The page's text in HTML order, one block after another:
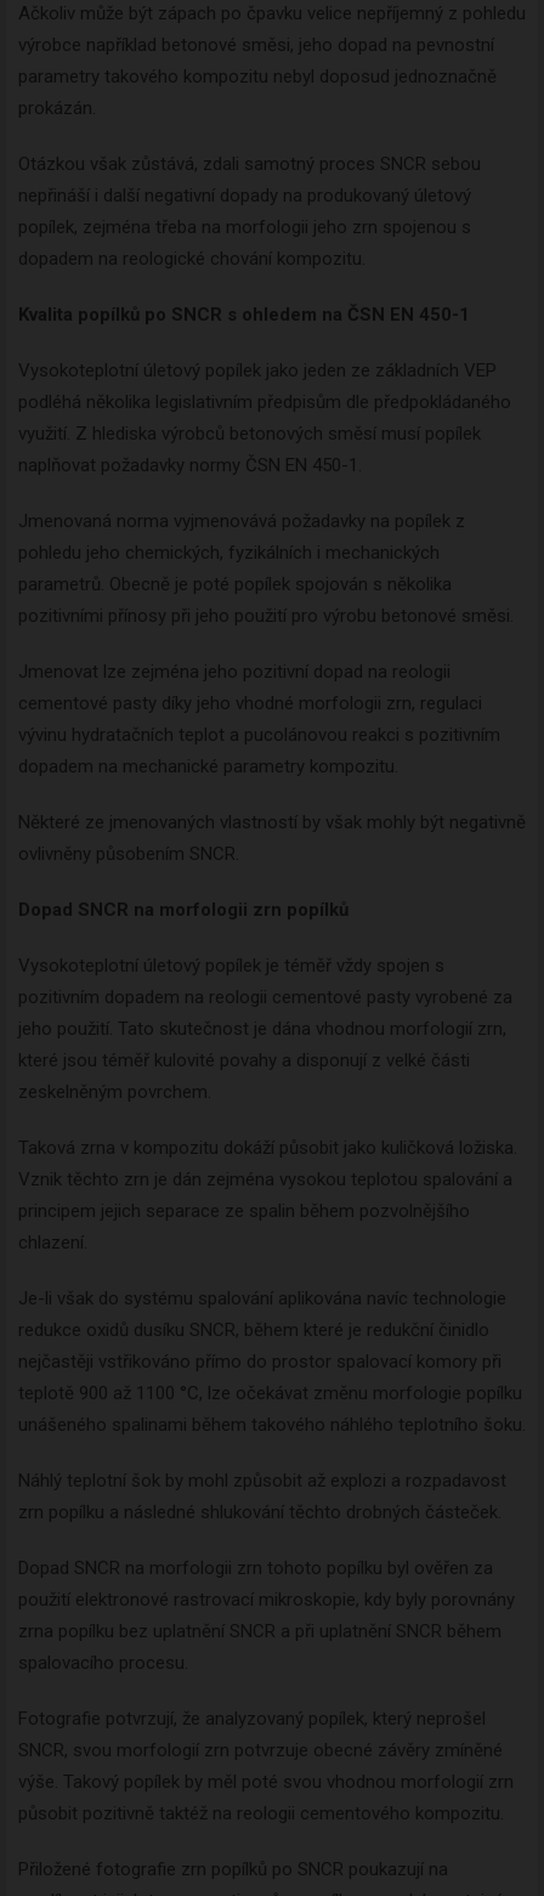
Ačkoliv může být zápach po čpavku velice nepříjemný z pohledu
výrobce například betonové směsi, jeho dopad na pevnostní
parametry takového kompozitu nebyl doposud jednoznačně
prokázán.
Otázkou však zůstává, zdali samotný proces SNCR sebou
nepřináší i další negativní dopady na produkovaný úletový
popílek, zejména třeba na morfologii jeho zrn spojenou s
dopadem na reologické chování kompozitu.
Kvalita popílků po SNCR s ohledem na ČSN EN 450-1
Vysokoteplotní úletový popílek jako jeden ze základních VEP
podléhá několika legislativním předpisům dle předpokládaného
využití. Z hlediska výrobců betonových směsí musí popílek
naplňovat požadavky normy ČSN EN 450-1.
Jmenovaná norma vyjmenovává požadavky na popílek z
pohledu jeho chemických, fyzikálních i mechanických
parametrů. Obecně je poté popílek spojován s několika
pozitivními přínosy při jeho použití pro výrobu betonové směsi.
Jmenovat lze zejména jeho pozitivní dopad na reologii
cementové pasty díky jeho vhodné morfologii zrn, regulaci
vývinu hydratačních teplot a pucolánovou reakci s pozitivním
dopadem na mechanické parametry kompozitu.
Některé ze jmenovaných vlastností by však mohly být negativně
ovlivněny působením SNCR.
Dopad SNCR na morfologii zrn popílků
Vysokoteplotní úletový popílek je téměř vždy spojen s
pozitivním dopadem na reologii cementové pasty vyrobené za
jeho použití. Tato skutečnost je dána vhodnou morfologií zrn,
které jsou téměř kulovité povahy a disponují z velké části
zeskelněným povrchem.
Taková zrna v kompozitu dokáží působit jako kuličková ložiska.
Vznik těchto zrn je dán zejména vysokou teplotou spalování a
principem jejich separace ze spalin během pozvolnějšího
chlazení.
Je-li však do systému spalování aplikována navíc technologie
redukce oxidů dusíku SNCR, během které je redukční činidlo
nejčastěji vstřikováno přímo do prostor spalovací komory při
teplotě 900 až 1100 °C, lze očekávat změnu morfologie popílku
unášeného spalinami během takového náhlého teplotního šoku.
Náhlý teplotní šok by mohl způsobit až explozi a rozpadavost
zrn popílku a následné shlukování těchto drobných částeček.
Dopad SNCR na morfologii zrn tohoto popílku byl ověřen za
použití elektronové rastrovací mikroskopie, kdy byly porovnány
zrna popílku bez uplatnění SNCR a při uplatnění SNCR během
spalovacího procesu.
Fotografie potvrzují, že analyzovaný popílek, který neprošel
SNCR, svou morfologií zrn potvrzuje obecné závěry zmíněné
výše. Takový popílek by měl poté svou vhodnou morfologií zrn
působit pozitivně taktéž na reologii cementového kompozitu.
Přiložené fotografie zrn popílků po SNCR poukazují na